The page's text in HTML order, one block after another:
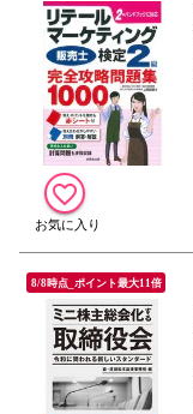
8/8時点_ポイント最大11倍